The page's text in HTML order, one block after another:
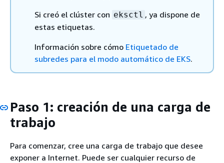
Si creó el clúster con eksctl , ya dispone de
estas etiquetas.
Información sobre cómo Etiquetado de
subredes para el modo automático de EKS.
Paso 1: creación de una carga de
trabajo
Para comenzar, cree una carga de trabajo que desee
exponer a Internet. Puede ser cualquier recurso de